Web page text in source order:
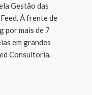
Gestão das
À frente de
por mais de 7
em grandes
Consultoria.